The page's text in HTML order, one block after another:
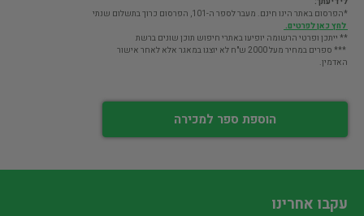
*הפרסום באתר הינו חינם. מעבר לספר ה-101, הפרסום כרוך בתשלום שנתי
לחץ כאן לפרטים.
** ייתכן ופרטי הרשומה יופיעו באתרי חיפוש תוכן שונים ברשת
*** ספרים במחיר מעל 2000 ש"ח לא יוצגו במאגר אלא לאחר אישור
האדמין.
הוספת ספר למכירה
עקבו אחרינו